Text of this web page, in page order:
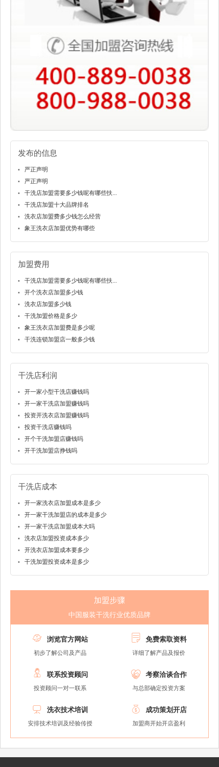
发布的信息
严正声明
严正声明
干洗店加盟需要多少钱呢有哪些扶...
干洗店加盟十大品牌排名
洗衣店加盟费多少钱怎么经营
象王洗衣店加盟优势有哪些
加盟费用
干洗店加盟需要多少钱呢有哪些扶...
开个洗衣店加盟多少钱
洗衣店加盟多少钱
干洗加盟价格是多少
象王洗衣店加盟费是多少呢
干洗连锁加盟店一般多少钱
干洗店利润
开一家小型干洗店赚钱吗
开一家干洗店加盟赚钱吗
投资开洗衣店加盟赚钱吗
投资干洗店赚钱吗
开个干洗加盟店赚钱吗
开干洗加盟店挣钱吗
干洗店成本
开一家洗衣店加盟成本是多少
开一家干洗加盟店的成本是多少
开一家干洗店加盟成本大吗
洗衣店加盟投资成本多少
开洗衣店加盟成本要多少
干洗加盟投资成本是多少
加盟步骤
中国服装干洗行业优质品牌
 浏览官方网站
初步了解公司及产品
 免费索取资料
详细了解产品及报价
 联系投资顾问
投资顾问一对一联系
 考察洽谈合作
与总部确定投资方案
 洗衣技术培训
安排技术培训及经验传授
 成功策划开店
加盟商开始开店盈利